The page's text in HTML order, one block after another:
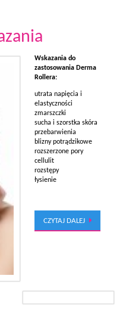
Wskazania do
zastosowania Derma
Rollera:
utrata napięcia i
elastyczności
zmarszczki
sucha i szorstka skóra
przebarwienia
blizny potrądzikowe
rozszerzone pory
cellulit
rozstępy
łysienie
CZYTAJ DALEJ